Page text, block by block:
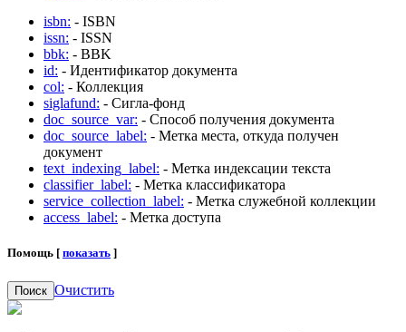
isbn: - ISBN
issn: - ISSN
bbk: - BBK
id: - Идентификатор документа
col: - Коллекция
siglafund: - Сигла-фонд
doc_source_var: - Способ получения документа
doc_source_label: - Метка места, откуда получен
документ
text_indexing_label: - Метка индексации текста
classifier_label: - Метка классификатора
service_collection_label: - Метка служебной коллекции
access_label: - Метка доступа
Помощь [ показать ]
Поиск Очистить